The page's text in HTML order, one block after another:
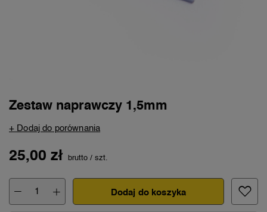
Zestaw naprawczy 1,5mm
+ Dodaj do porównania
25,00 zł brutto / szt.
Dodaj do koszyka